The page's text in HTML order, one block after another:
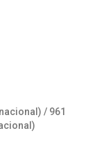
/ 961